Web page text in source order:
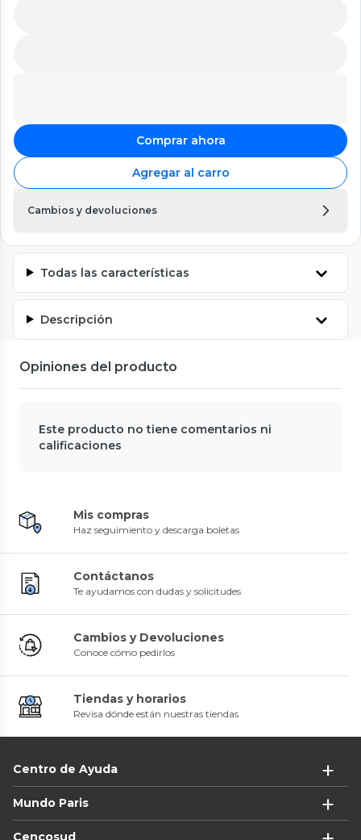
Comprar ahora
Agregar al carro
Cambios y devoluciones
Todas las características
Descripción
Opiniones del producto
Este producto no tiene comentarios ni
calificaciones
Mis compras
Haz seguimiento y descarga boletas
Contáctanos
Te ayudamos con dudas y solicitudes
Cambios y Devoluciones
Conoce cómo pedirlos
Tiendas y horarios
Revisa dónde están nuestras tiendas
Centro de Ayuda
Mundo Paris
Cencosud